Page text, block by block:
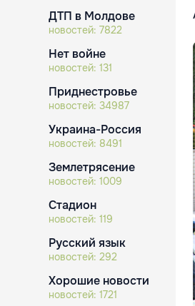
ДТП в Молдове
новостей: 7822
Нет войне
новостей: 131
Приднестровье
новостей: 34987
Украина-Россия
новостей: 8491
Землетрясение
новостей: 1009
Стадион
новостей: 119
Русский язык
новостей: 292
Хорошие новости
новостей: 1721